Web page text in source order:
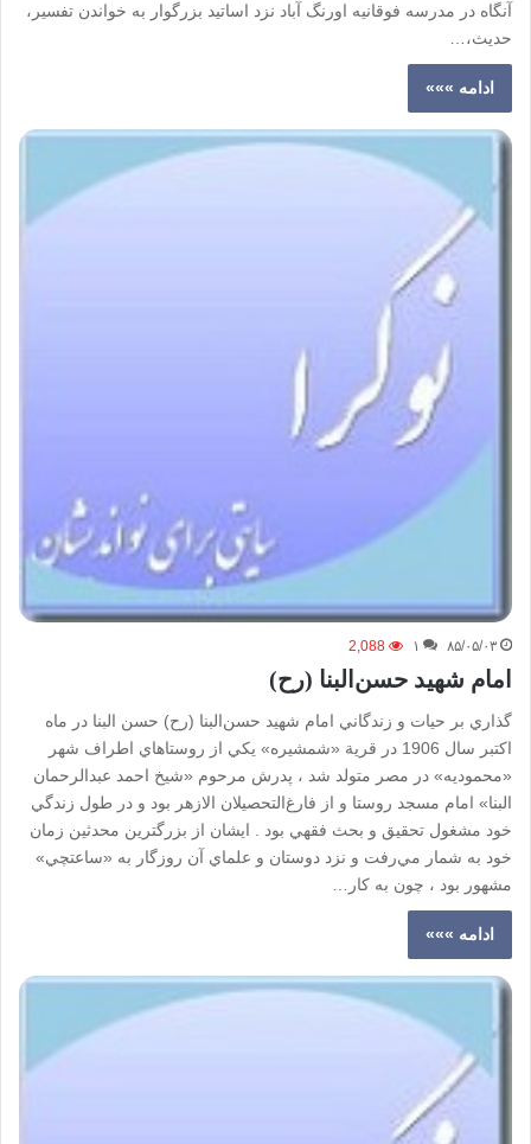
آنگاه در مدرسه فوقانيه اورنگ آباد نزد اساتيد بزرگوار به خواندن تفسير،
حديث،…
ادامه »»»
۸۵/۰۵/۰۳ ۱ 2,088
امام شهيد حسن‌البنا (رح)
گذاري بر حيات و زندگاني امام شهيد حسن‌البنا (رح) حسن البنا در ماه
اكتبر سال 1906 در قرية «شمشيره» يكي از روستاهاي اطراف شهر
«محموديه» در مصر متولد شد ، پدرش مرحوم «شيخ احمد عبدالرحمان
البنا» امام مسجد روستا و از فارغ‌التحصيلان الازهر بود و در طول زندگي
خود مشغول تحقيق و بحث فقهي بود . ايشان از بزرگترين محدثين زمان
خود به شمار مي‌رفت و نزد دوستان و علماي آن روزگار به «ساعتچي»
مشهور بود ، چون به كار…
ادامه »»»